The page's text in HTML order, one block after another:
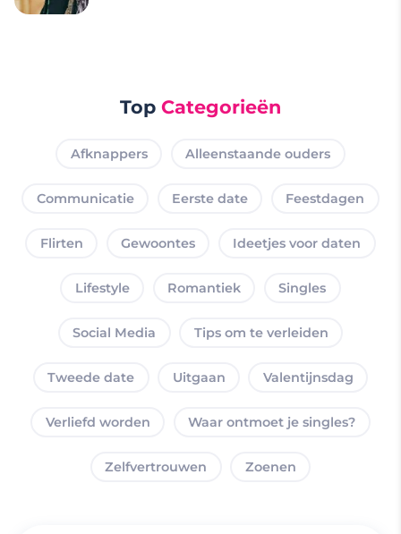
Top Categorieën
Afknappers Alleenstaande ouders
Communicatie Eerste date Feestdagen
Flirten Gewoontes Ideetjes voor daten
Lifestyle Romantiek Singles
Social Media Tips om te verleiden
Tweede date Uitgaan Valentijnsdag
Verliefd worden Waar ontmoet je singles?
Zelfvertrouwen Zoenen